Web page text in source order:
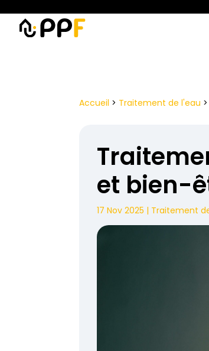
Accueil > Traitement de l'eau >
et bien-
17 Nov 2025 | Traitement